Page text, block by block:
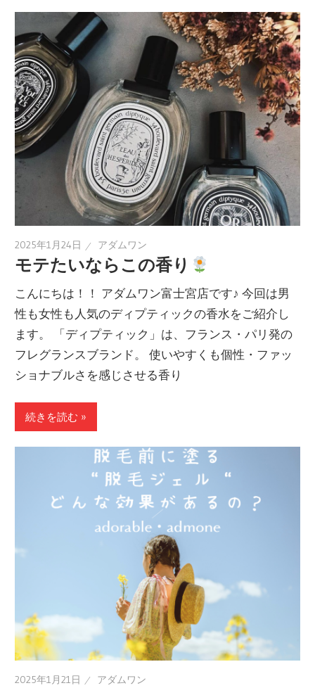
2025年1月24日 アダムワン
モテたいならこの香り
こんにちは！！ アダムワン富士宮店です♪ 今回は男
性も女性も人気のディプティックの香水をご紹介し
ます。 「ディプティック」は、フランス・パリ発の
フレグランスブランド。 使いやすくも個性・ファッ
ショナブルさを感じさせる香り
続きを読む »
2025年1月21日 アダムワン